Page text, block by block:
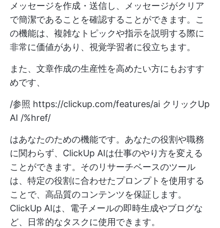
メッセージを作成・送信し、メッセージがクリア
で簡潔であることを確認することができます。こ
の機能は、複雑なトピックや指示を説明する際に
非常に価値があり、視覚学習者に役立ちます。
また、文章作成の生産性を高めたい方にもおすす
めです、
/参照 https://clickup.com/features/ai クリックUp
AI /%href/
はあなたのための機能です。あなたの役割や職務
に関わらず、ClickUp AIは仕事のやり方を変える
ことができます。そのリサーチベースのツール
は、特定の役割に合わせたプロンプトを使用する
ことで、高品質のコンテンツを保証します。
ClickUp AIは、電子メールの即時生成やブログな
ど、日常的なタスクに使用できます。